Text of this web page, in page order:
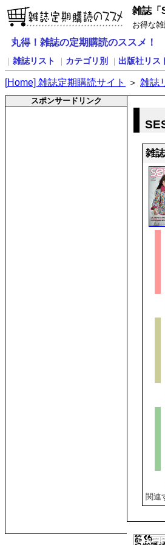
雑誌「
お得な
丸得！雑誌の定期購読のススメ！
雑誌リスト カテゴリ別 出版社リス
[Home] 雑誌定期購読サイト ＞ 雑誌
スポンサードリンク
雑
関連